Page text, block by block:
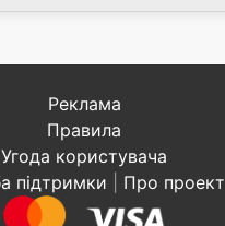
Реклама
Правила
Угода користувача
підтримки
Про проект